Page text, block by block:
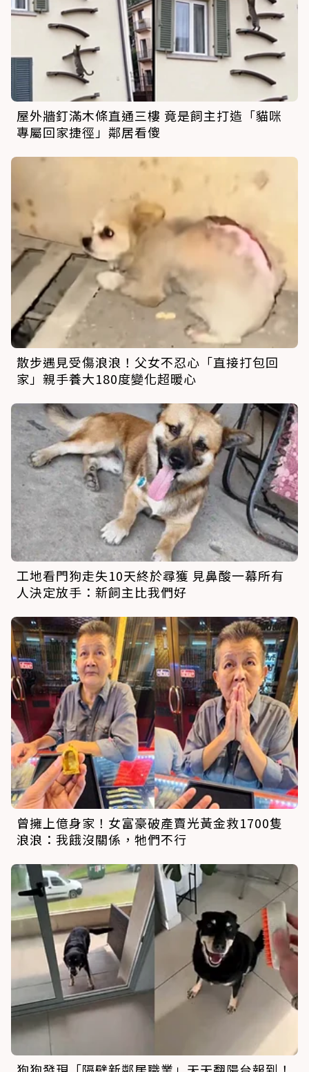
屋外牆釘滿木條直通三樓 竟是飼主打造「貓咪
專屬回家捷徑」鄰居看傻
散步遇見受傷浪浪！父女不忍心「直接打包回
家」親手養大180度變化超暖心
工地看門狗走失10天終於尋獲 見鼻酸一幕所有
人決定放手：新飼主比我們好
曾擁上億身家！女富豪破產賣光黃金救1700隻
浪浪：我餓沒關係，牠們不行